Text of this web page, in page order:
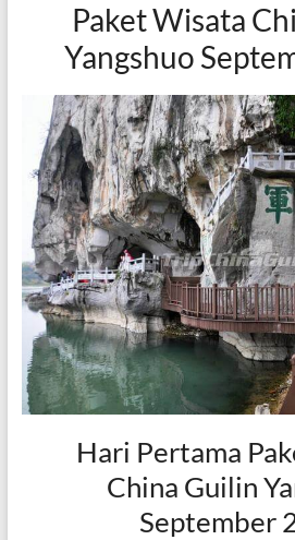
Paket Wisata
Yangshuo
Hari Pertama
China Guilin
September